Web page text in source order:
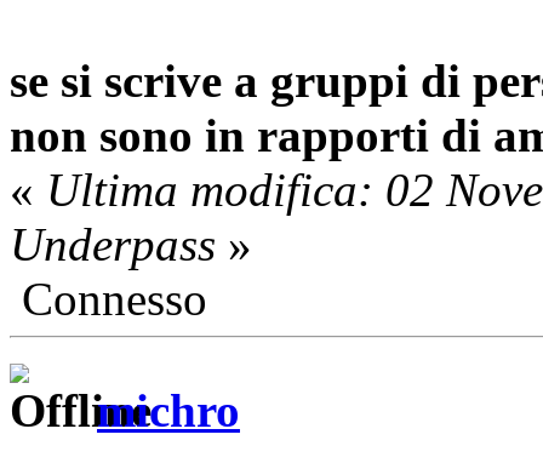
se si scrive a gruppi di
non sono in rapporti di
« Ultima modifica: 02
Underpass »
Connesso
michro